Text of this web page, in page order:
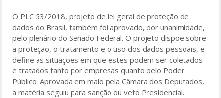
O PLC 53/2018, projeto de lei geral de proteção de
dados do Brasil, também foi aprovado, por unanimidade,
pelo plenário do Senado Federal. O projeto dispõe sobre
a proteção, o tratamento e o uso dos dados pessoais, e
define as situações em que estes podem ser coletados
e tratados tanto por empresas quanto pelo Poder
Público. Aprovada em maio pela Câmara dos Deputados,
a matéria seguiu para sanção ou veto Presidencial.